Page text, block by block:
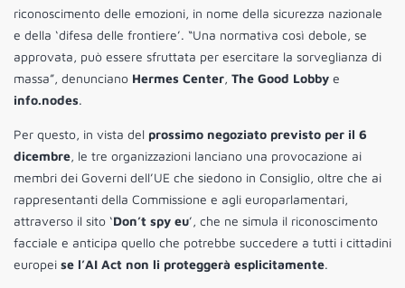
riconoscimento delle emozioni, in nome della sicurezza nazionale
e della ‘difesa delle frontiere’. “Una normativa così debole, se
approvata, può essere sfruttata per esercitare la sorveglianza di
massa”, denunciano Hermes Center, The Good Lobby e
info.nodes.
Per questo, in vista del prossimo negoziato previsto per il 6
dicembre, le tre organizzazioni lanciano una provocazione ai
membri dei Governi dell’UE che siedono in Consiglio, oltre che ai
rappresentanti della Commissione e agli europarlamentari,
attraverso il sito ‘Don’t spy eu’, che ne simula il riconoscimento
facciale e anticipa quello che potrebbe succedere a tutti i cittadini
europei se l’AI Act non li proteggerà esplicitamente.